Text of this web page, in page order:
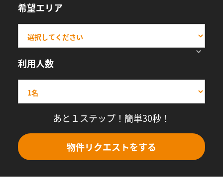
希望エリア
利用人数
あと１ステップ！簡単30秒！
物件リクエストをする